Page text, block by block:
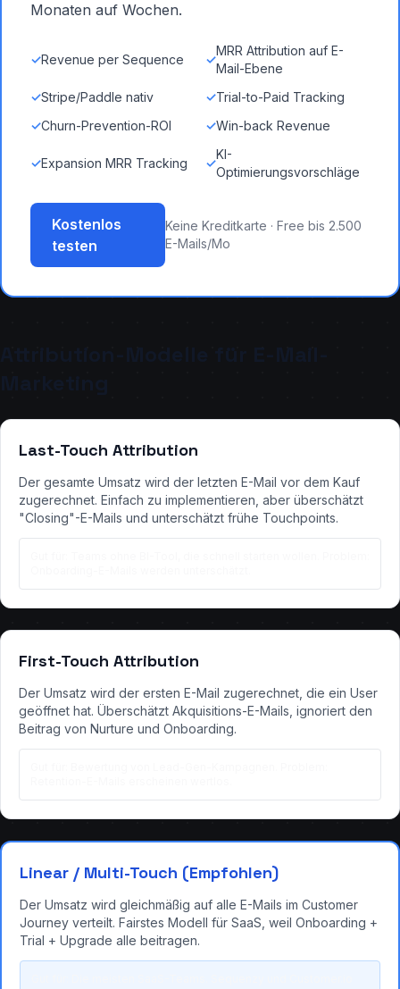
Monaten auf Wochen.
✓Revenue per Sequence ✓
MRR Attribution auf E-
Mail-Ebene
✓Stripe/Paddle nativ ✓Trial-to-Paid Tracking
✓Churn-Prevention-ROI ✓Win-back Revenue
✓Expansion MRR Tracking ✓
KI-
Optimierungsvorschläge
Kostenlos
testen
Keine Kreditkarte · Free bis 2.500
E-Mails/Mo
Last-Touch Attribution
Der gesamte Umsatz wird der letzten E-Mail vor dem Kauf
zugerechnet. Einfach zu implementieren, aber überschätzt
"Closing"-E-Mails und unterschätzt frühe Touchpoints.
First-Touch Attribution
Der Umsatz wird der ersten E-Mail zugerechnet, die ein User
geöffnet hat. Überschätzt Akquisitions-E-Mails, ignoriert den
Beitrag von Nurture und Onboarding.
Linear / Multi-Touch (Empfohlen)
Der Umsatz wird gleichmäßig auf alle E-Mails im Customer
Journey verteilt. Fairstes Modell für SaaS, weil Onboarding +
Trial + Upgrade alle beitragen.